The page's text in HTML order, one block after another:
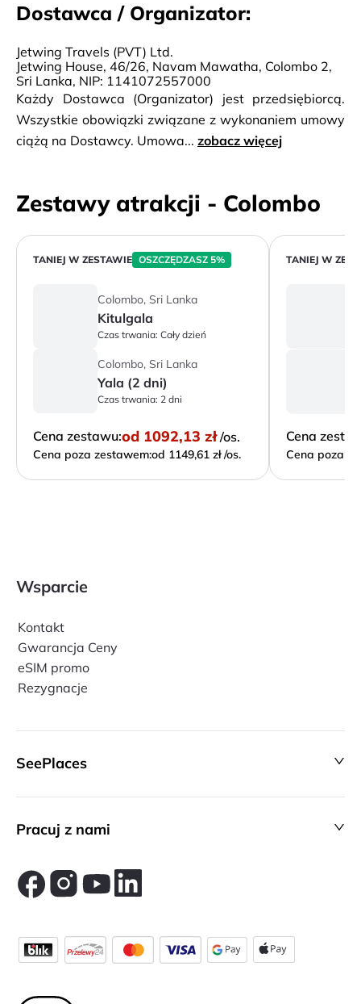
Dostawca / Organizator:
Jetwing Travels (PVT) Ltd.
Jetwing House, 46/26, Navam Mawatha, Colombo 2,
Sri Lanka, NIP: 1141072557000
Każdy Dostawca (Organizator) jest przedsiębiorcą.
Wszystkie obowiązki związane z wykonaniem umowy
ciążą na Dostawcy. Umowa... zobacz więcej
Zestawy atrakcji - Colombo
TANIEJ W ZESTAWIE OSZCZĘDZASZ 5%
Colombo, Sri Lanka
Kitulgala
Czas trwania: Cały dzień
Colombo, Sri Lanka
Yala (2 dni)
Czas trwania: 2 dni
Cena zestawu:od 1092,13 zł /os.
Cena poza zestawem:od 1149,61 zł /os.
TANIEJ W
Cena
Cena poza
Wsparcie
Kontakt
Gwarancja Ceny
eSIM promo
Rezygnacje
SeePlaces
Pracuj z nami